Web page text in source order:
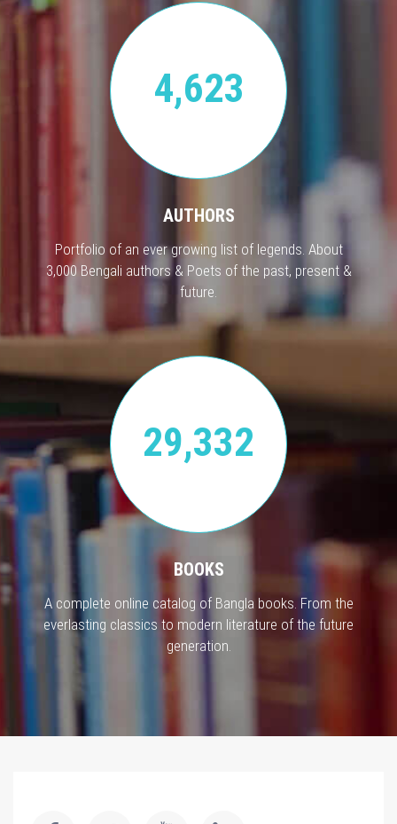
4,623
AUTHORS
Portfolio of an ever growing list of legends. About
3,000 Bengali authors & Poets of the past, present &
future.
29,332
BOOKS
A complete online catalog of Bangla books. From the
everlasting classics to modern literature of the future
generation.